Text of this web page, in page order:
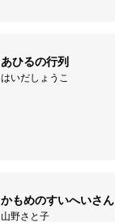
あひるの行列
はいだしょうこ
かもめのすいへいさん
山野さと子